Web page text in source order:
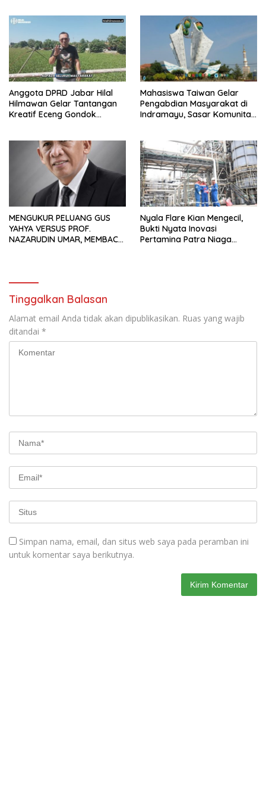
Anggota DPRD Jabar Hilal
Hilmawan Gelar Tantangan
Kreatif Eceng Gondok
Mahasiswa Taiwan Gelar
Pengabdian Masyarakat di
Indramayu, Sasar Komunitas
MENGUKUR PELUANG GUS
YAHYA VERSUS PROF.
NAZARUDIN UMAR, MEMBACA
Nyala Flare Kian Mengecil,
Bukti Nyata Inovasi
Pertamina Patra Niaga
Tinggalkan Balasan
Alamat email Anda tidak akan dipublikasikan. Ruas yang wajib
ditandai *
Simpan nama, email, dan situs web saya pada peramban ini
untuk komentar saya berikutnya.